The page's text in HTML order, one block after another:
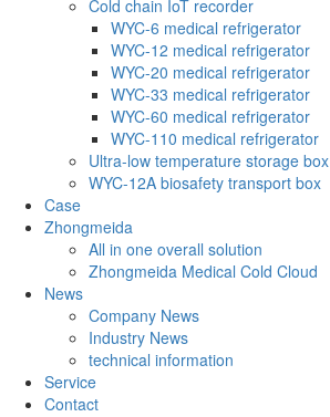
Cold chain IoT recorder
WYC-6 medical refrigerator
WYC-12 medical refrigerator
WYC-20 medical refrigerator
WYC-33 medical refrigerator
WYC-60 medical refrigerator
WYC-110 medical refrigerator
Ultra-low temperature storage box
WYC-12A biosafety transport box
Case
Zhongmeida
All in one overall solution
Zhongmeida Medical Cold Cloud
News
Company News
Industry News
technical information
Service
Contact